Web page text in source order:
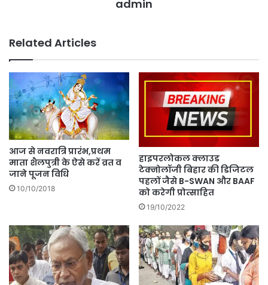
admin
Related Articles
आज से नवरात्रि प्रारंभ,प्रथम
माता शैलपुत्री के ऐसे करें व्रत व
जाने पूजन विधि
10/10/2018
हाइपरलोकल क्लाउड
टेक्नोलॉजी बिहार की डिजिटल
पहलों जैसे B-SWAN और BAAF
को करेगी प्रोत्साहित
19/10/2022